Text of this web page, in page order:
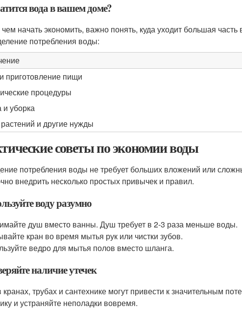
вода в вашем доме?
начать экономить, важно понять, куда уходит большая
потребления воды:
приготовление пищи
процедуры
и уборка
и другие нужды
советы по экономии воды
потребления воды не требует больших вложений или
внедрить несколько простых привычек и правил.
воду разумно
душ вместо ванны. Душ требует в 2-3 раза меньше воды.
кран во время мытья рук или чистки зубов.
ведро для мытья полов вместо шланга.
наличие утечек
кранах, трубах и сантехнике могут привести к значительным
и устраняйте неполадки вовремя.